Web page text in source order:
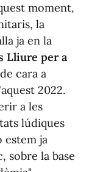
moment,
la
ja en la
Lliure per a
cara a
2022.
a les
lúdiques
estem ja
sobre la base